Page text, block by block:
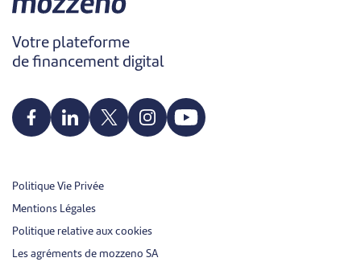
Votre plateforme
de financement digital
Politique Vie Privée
Mentions Légales
Politique relative aux cookies
Les agréments de mozzeno SA